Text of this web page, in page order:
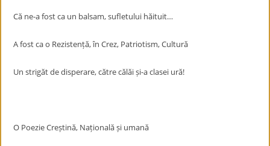
Că ne-a fost ca un balsam, sufletului hăituit…
A fost ca o Rezistență, în Crez, Patriotism, Cultură
Un strigăt de disperare, către călăi și-a clasei ură!
O Poezie Creștină, Națională și umană